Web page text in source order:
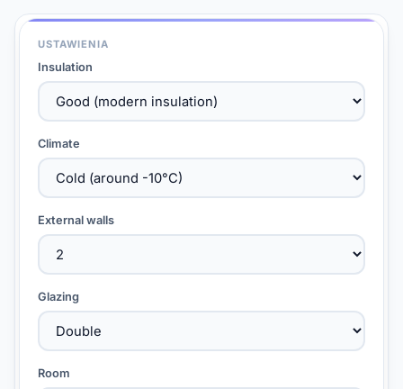
USTAWIENIA
Insulation
Climate
External walls
Glazing
Room